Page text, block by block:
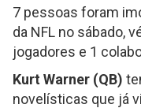
7 pessoas foram
da NFL no sábado,
jogadores e 1
Kurt Warner (QB)
novelísticas que já